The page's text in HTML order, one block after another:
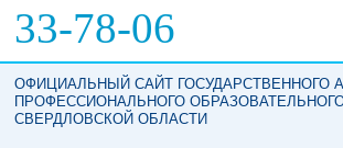
33-78-06
ОФИЦИАЛЬНЫЙ САЙТ ГОСУДАРСТВЕННОГО
ПРОФЕССИОНАЛЬНОГО
СВЕРДЛОВСКОЙ ОБЛАСТИ